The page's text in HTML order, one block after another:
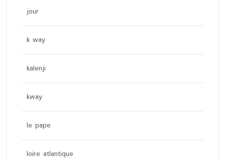
jour
k way
kalenji
kway
le pape
loire atlantique